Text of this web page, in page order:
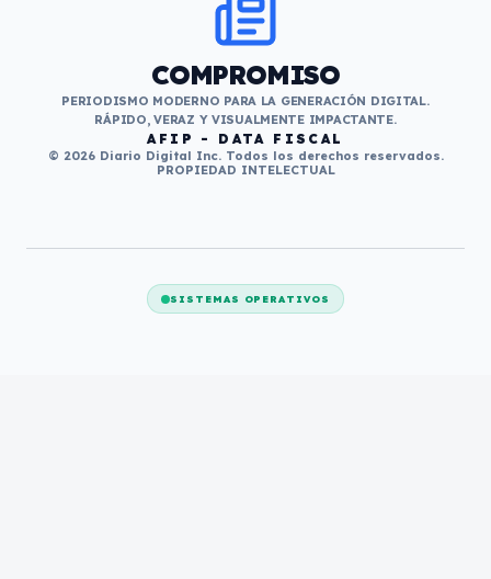
COMPROMISO
PERIODISMO MODERNO PARA LA GENERACIÓN DIGITAL.
RÁPIDO, VERAZ Y VISUALMENTE IMPACTANTE.
AFIP - DATA FISCAL
© 2026 Diario Digital Inc. Todos los derechos reservados.
PROPIEDAD INTELECTUAL
SISTEMAS OPERATIVOS